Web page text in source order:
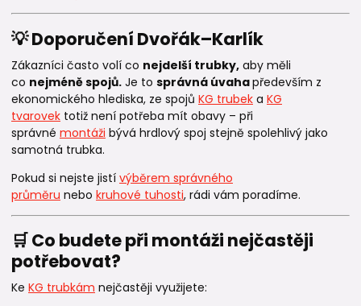
💡 Doporučení Dvořák–Karlík
Zákazníci často volí co nejdelší trubky, aby měli
co nejméně spojů. Je to správná úvahapředevším z
ekonomického hlediska, ze spojů KG trubek a KG
tvarovek totiž není potřeba mít obavy – při
správné montáži bývá hrdlový spoj stejně spolehlivý jako
samotná trubka.
Pokud si nejste jistí výběrem správného
průměru nebo kruhové tuhosti, rádi vám poradíme.
🛒 Co budete při montáži nejčastěji
potřebovat?
Ke KG trubkám nejčastěji využijete: